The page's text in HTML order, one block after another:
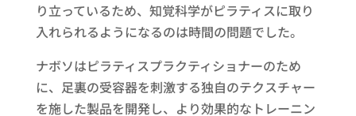
り立っているため、知覚科学がピラティスに取り
入れられるようになるのは時間の問題でした。
ナボソはピラティスプラクティショナーのため
に、足裏の受容器を刺激する独自のテクスチャー
を施した製品を開発し、より効果的なトレーニン